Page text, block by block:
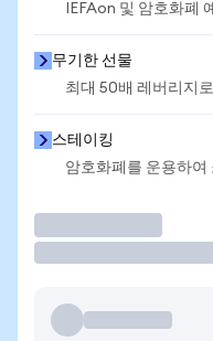
IEFAon 및 암호화폐
무기한 선물
최대 50배 레버리지
스테이킹
암호화폐를 운용하여